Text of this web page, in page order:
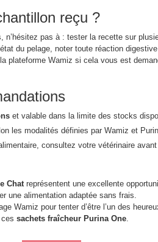
reçu ?
n’hésitez pas à : tester la recette sur
du pelage, noter toute réaction
plateforme Wamiz si cela vous est
et valable dans la limite des stocks
les modalités définies par Wamiz et
consultez votre vétérinaire avant
Chatreprésentent une excellente
une alimentation adaptée sans frais.
Wamiz pour tenter d’être l’un des
sachets fraîcheur Purina One.